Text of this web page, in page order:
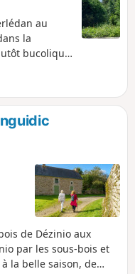
au
la
bucolique
dans le
très
de
de Dézinio aux
par les sous-bois et
la belle saison, de